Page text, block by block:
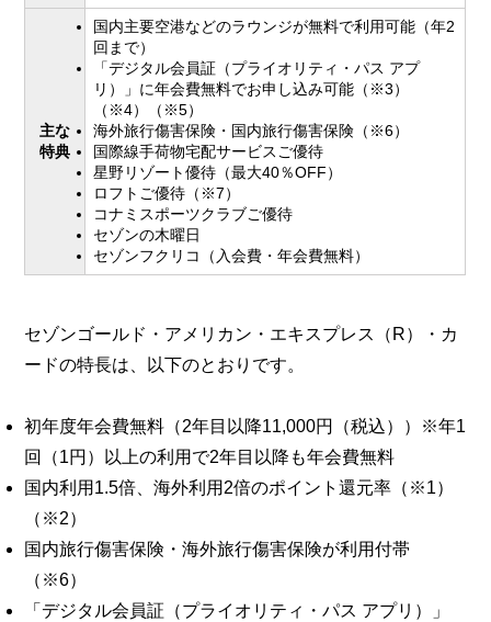
主な
特典
国内主要空港などのラウンジが無料で利用可能（年2
回まで）
「デジタル会員証（プライオリティ・パス アプ
リ）」に年会費無料でお申し込み可能（※3）
（※4）（※5）
海外旅行傷害保険・国内旅行傷害保険（※6）
国際線手荷物宅配サービスご優待
星野リゾート優待（最大40％OFF）
ロフトご優待（※7）
コナミスポーツクラブご優待
セゾンの木曜日
セゾンフクリコ（入会費・年会費無料）
セゾンゴールド・アメリカン・エキスプレス（R）・カ
ードの特長は、以下のとおりです。
初年度年会費無料（2年目以降11,000円（税込））※年1
回（1円）以上の利用で2年目以降も年会費無料
国内利用1.5倍、海外利用2倍のポイント還元率（※1）
（※2）
国内旅行傷害保険・海外旅行傷害保険が利用付帯
（※6）
「デジタル会員証（プライオリティ・パス アプリ）」